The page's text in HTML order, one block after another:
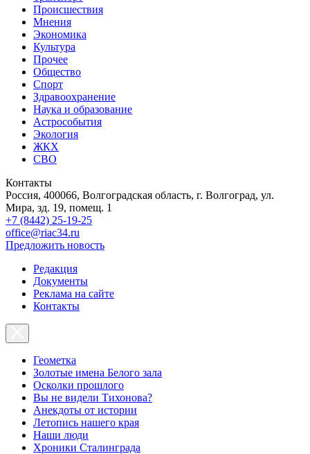
Происшествия
Мнения
Экономика
Культура
Прочее
Общество
Спорт
Здравоохранение
Наука и образование
Астрособытия
Экология
ЖКХ
СВО
Контакты
Россия, 400066, Волгоградская область, г. Волгоград, ул.
Мира, зд. 19, помещ. 1
+7 (8442) 25-19-25
office@riac34.ru
Предложить новость
Редакция
Документы
Реклама на сайте
Контакты
Геометка
Золотые имена Белого зала
Осколки прошлого
Вы не видели Тихонова?
Анекдоты от истории
Летопись нашего края
Наши люди
Хроники Сталинграда